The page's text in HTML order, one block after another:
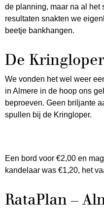
de planning, maar na al het
resultaten snakten we
beetje bankhangen.
De
We vonden het wel weer
in Almere in de hoop ons
beproeven. Geen briljante
spullen bij de Kringloper.
Een bord voor €2,00 en
kandelaar was €1,20, het
RataPlan –